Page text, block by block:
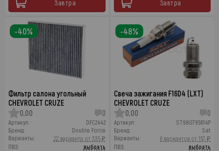
Завтра Завтра
Фильтр салона угольный
CHEVROLET CRUZE
0,00
0
Артикул:
DFC2442
Бренд:
Double Force
Варианты:
22 варианта от 335 ₽
ПВЗ:
выбрать
-40%
Свеча зажигания F16D4 (LXT)
CHEVROLET CRUZE
0,00
0
Артикул:
ST980795614P
Бренд:
Sat
Варианты:
6 вариантов от 157 ₽
ПВЗ:
выбрать
-48%